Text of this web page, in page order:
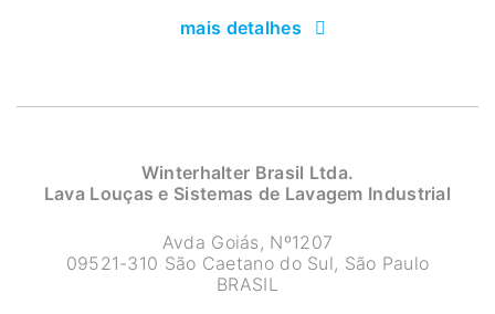
mais detalhes
Winterhalter Brasil Ltda.
Lava Louças e Sistemas de Lavagem Industrial
Avda Goiás, Nº1207
09521-310 São Caetano do Sul, São Paulo
BRASIL